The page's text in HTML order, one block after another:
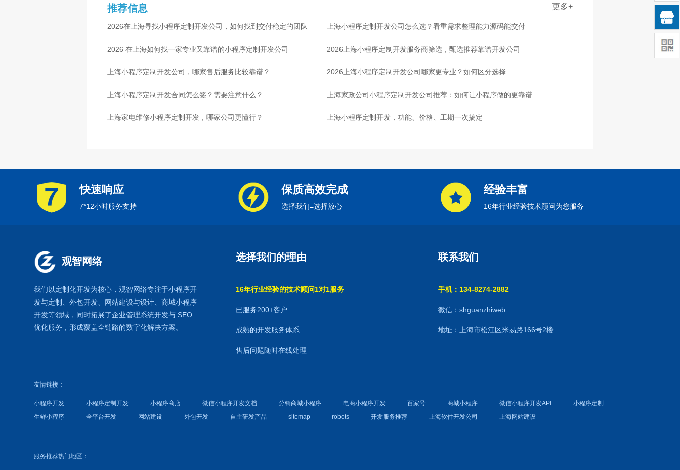
推荐信息 更多+
2026在上海寻找小程序定制开发公司，如何找到交付稳定的团队 上海小程序定制开发公司怎么选？看重需求整理能力源码能交付
2026 在上海如何找一家专业又靠谱的小程序定制开发公司 2026上海小程序定制开发服务商筛选，甄选推荐靠谱开发公司
上海小程序定制开发公司，哪家售后服务比较靠谱？ 2026上海小程序定制开发公司哪家更专业？如何区分选择
上海小程序定制开发合同怎么签？需要注意什么？ 上海家政公司小程序定制开发公司推荐：如何让小程序做的更靠谱
上海家电维修小程序定制开发，哪家公司更懂行？ 上海小程序定制开发，功能、价格、工期一次搞定
快速响应
7*12小时服务支持
保质高效完成
选择我们=选择放心
经验丰富
16年行业经验技术顾问为您服务
观智网络
我们以定制化开发为核心，观智网络专注于小程序开
发与定制、外包开发、 网站建设与设计、商城小程序
开发等领域，同时拓展了企业管理系统开发与 SEO
优化服务，形成覆盖全链路的数字化解决方案。
选择我们的理由
16年行业经验的技术顾问1对1服务
已服务200+客户
成熟的开发服务体系
售后问题随时在线处理
联系我们
手机：134-8274-2882
微信：shguanzhiweb
地址：上海市松江区米易路166号2楼
友情链接：
小程序开发 小程序定制开发 小程序商店 微信小程序开发文档 分销商城小程序 电商小程序开发 百家号 商城小程序 微信小程序开发API
小程序定制
生鲜小程序
全平台开发 网站建设 外包开发 自主研发产品 sitemap robots 开发服务推荐 上海软件开发公司 上海网站建设
服务推荐热门地区：
